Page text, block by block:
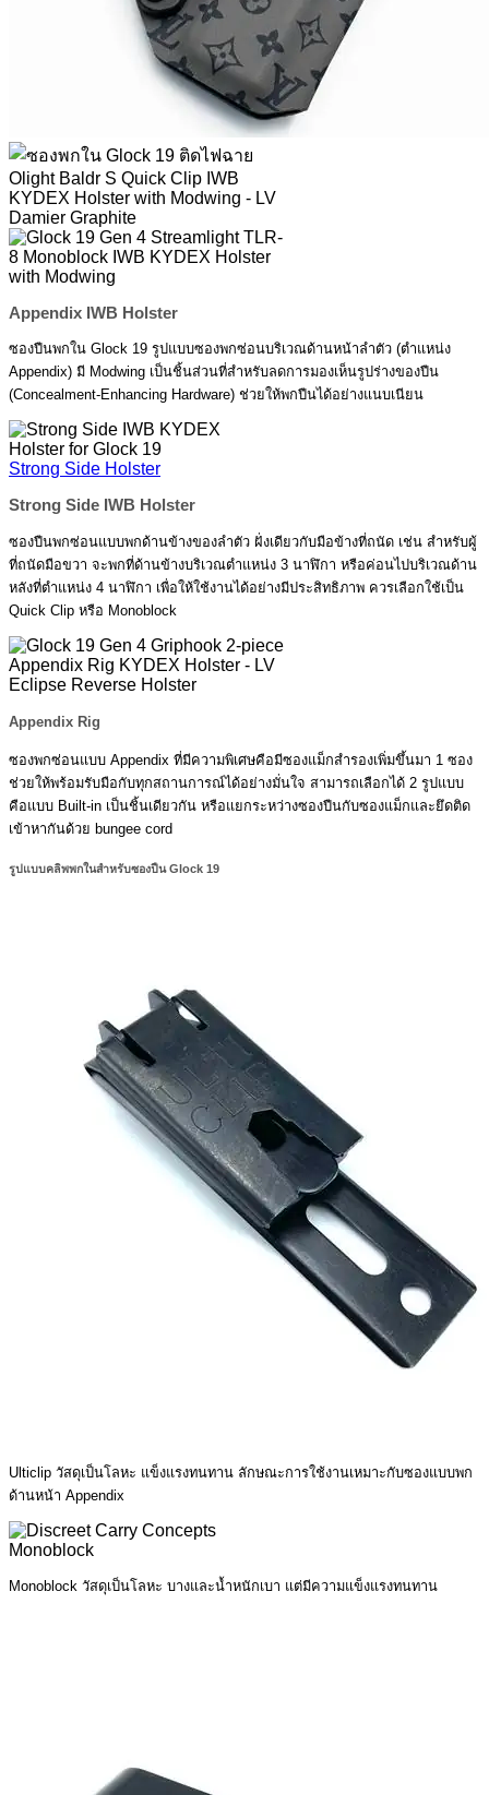
Appendix IWB Holster
ซองปืนพกใน Glock 19 รูปแบบซองพกซ่อนบริเวณด้านหน้าลำตัว (ตำแหน่ง
Appendix) มี Modwing เป็นชิ้นส่วนที่สำหรับลดการมองเห็นรูปร่างของปืน
(Concealment-Enhancing Hardware) ช่วยให้พกปืนได้อย่างแนบเนียน
Strong Side Holster
Strong Side IWB Holster
ซองปืนพกซ่อนแบบพกด้านข้างของลำตัว ฝั่งเดียวกับมือข้างที่ถนัด เช่น สำหรับผู้
ที่ถนัดมือขวา จะพกที่ด้านข้างบริเวณตำแหน่ง 3 นาฬิกา หรือค่อนไปบริเวณด้าน
หลังที่ตำแหน่ง 4 นาฬิกา เพื่อให้ใช้งานได้อย่างมีประสิทธิภาพ ควรเลือกใช้เป็น
Quick Clip หรือ Monoblock
Appendix Rig
ซองพกซ่อนแบบ Appendix ที่มีความพิเศษคือมีซองแม็กสำรองเพิ่มขึ้นมา 1 ซอง
ช่วยให้พร้อมรับมือกับทุกสถานการณ์ได้อย่างมั่นใจ สามารถเลือกได้ 2 รูปแบบ
คือแบบ Built-in เป็นชิ้นเดียวกัน หรือแยกระหว่างซองปืนกับซองแม็กและยึดติด
เข้าหากันด้วย bungee cord
รูปแบบคลิพพกในสำหรับซองปืน Glock 19
Ulticlip วัสดุเป็นโลหะ แข็งแรงทนทาน ลักษณะการใช้งานเหมาะกับซองแบบพก
ด้านหน้า Appendix
Monoblock วัสดุเป็นโลหะ บางและน้ำหนักเบา แต่มีความแข็งแรงทนทาน